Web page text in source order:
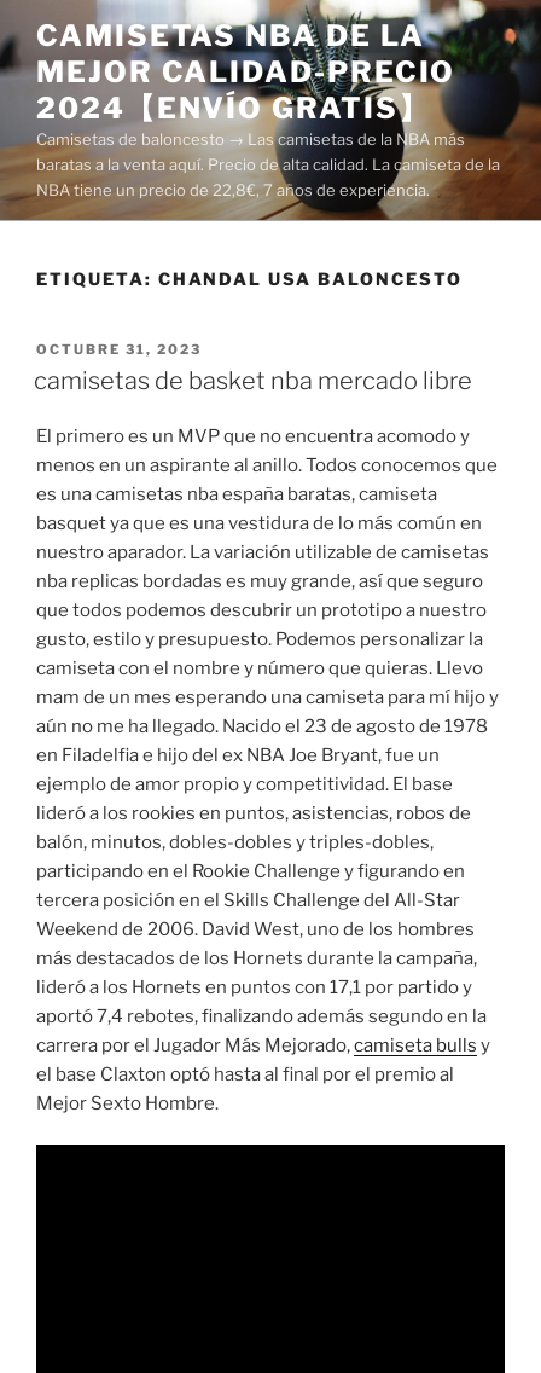
al
contenido
CAMISETAS NBA DE LA
MEJOR CALIDAD-PRECIO
2024【ENVÍO GRATIS】
Camisetas de baloncesto → Las camisetas de la NBA más
baratas a la venta aquí. Precio de alta calidad. La camiseta de la
NBA tiene un precio de 22,8€, 7 años de experiencia.
ETIQUETA: CHANDAL USA BALONCESTO
PUBLICADO
OCTUBRE 31, 2023
camisetas de basket nba mercado libre
El primero es un MVP que no encuentra acomodo y
menos en un aspirante al anillo. Todos conocemos que
es una camisetas nba españa baratas, camiseta
basquet ya que es una vestidura de lo más común en
nuestro aparador. La variación utilizable de camisetas
nba replicas bordadas es muy grande, así que seguro
que todos podemos descubrir un prototipo a nuestro
gusto, estilo y presupuesto. Podemos personalizar la
camiseta con el nombre y número que quieras. Llevo
mam de un mes esperando una camiseta para mí hijo y
aún no me ha llegado. Nacido el 23 de agosto de 1978
en Filadelfia e hijo del ex NBA Joe Bryant, fue un
ejemplo de amor propio y competitividad. El base
lideró a los rookies en puntos, asistencias, robos de
balón, minutos, dobles-dobles y triples-dobles,
participando en el Rookie Challenge y figurando en
tercera posición en el Skills Challenge del All-Star
Weekend de 2006. David West, uno de los hombres
más destacados de los Hornets durante la campaña,
lideró a los Hornets en puntos con 17,1 por partido y
aportó 7,4 rebotes, finalizando además segundo en la
carrera por el Jugador Más Mejorado,camiseta bulls y
el base Claxton optó hasta al final por el premio al
Mejor Sexto Hombre.